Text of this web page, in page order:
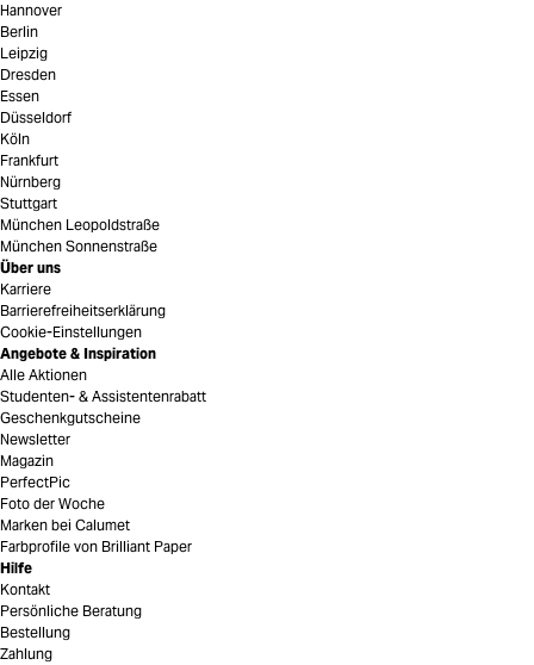
Hannover
Berlin
Leipzig
Dresden
Essen
Düsseldorf
Köln
Frankfurt
Nürnberg
Stuttgart
München Leopoldstraße
München Sonnenstraße
Über uns
Karriere
Barrierefreiheitserklärung
Cookie-Einstellungen
Angebote & Inspiration
Alle Aktionen
Studenten- & Assistentenrabatt
Geschenkgutscheine
Newsletter
Magazin
PerfectPic
Foto der Woche
Marken bei Calumet
Farbprofile von Brilliant Paper
Hilfe
Kontakt
Persönliche Beratung
Bestellung
Zahlung